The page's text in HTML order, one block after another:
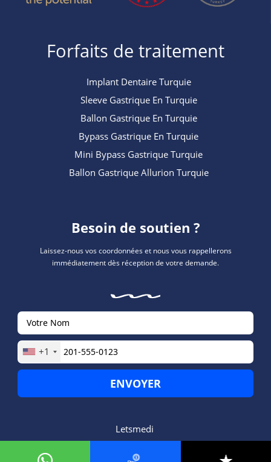
Forfaits de traitement
Implant Dentaire Turquie
Sleeve Gastrique En Turquie
Ballon Gastrique En Turquie
Bypass Gastrique En Turquie
Mini Bypass Gastrique Turquie
Ballon Gastrique Allurion Turquie
Besoin de soutien ?
Laissez-nous vos coordonnées et nous vous rappellerons
immédiatement dès réception de votre demande.
+1
Letsmedi